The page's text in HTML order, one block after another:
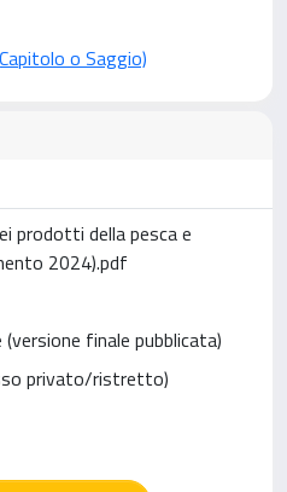
o Saggio)
prodotti della pesca e
2024).pdf
finale pubblicata)
privato/ristretto)